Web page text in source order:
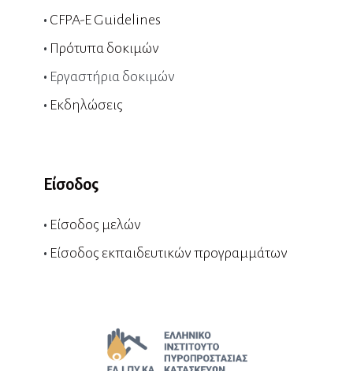
• CFPA-E Guidelines
• Πρότυπα δοκιμών
• Εργαστήρια δοκιμών
• Εκδηλώσεις
Είσοδος
• Είσοδος μελών
• Είσοδος εκπαιδευτικών προγραμμάτων